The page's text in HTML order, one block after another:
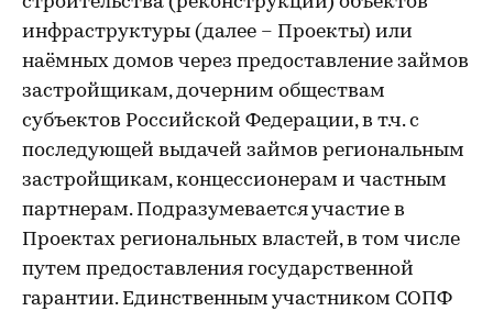
инфраструктуры (далее – Проекты) или
наёмных домов через предоставление займов
застройщикам, дочерним обществам
субъектов Российской Федерации, в т.ч. с
последующей выдачей займов региональным
застройщикам, концессионерам и частным
партнерам. Подразумевается участие в
Проектах региональных властей, в том числе
путем предоставления государственной
гарантии. Единственным участником СОПФ